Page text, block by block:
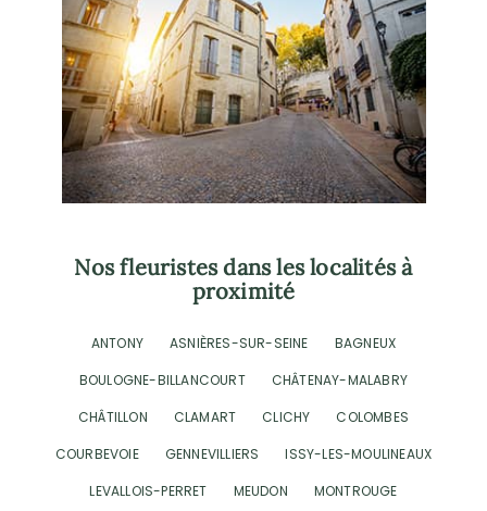
Nos fleuristes dans les localités à
proximité
ANTONY ASNIÈRES-SUR-SEINE
BAGNEUX
BOULOGNE-BILLANCOURT
CHÂTENAY-MALABRY
CHÂTILLON
CLAMART CLICHY
COLOMBES
COURBEVOIE
GENNEVILLIERS
ISSY-LES-MOULINEAUX
LEVALLOIS-PERRET
MEUDON
MONTROUGE